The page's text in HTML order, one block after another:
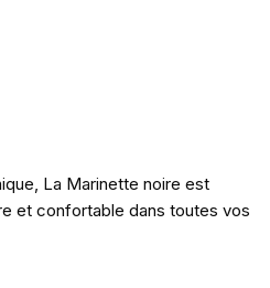
La Marinette noire est
et confortable dans toutes vos